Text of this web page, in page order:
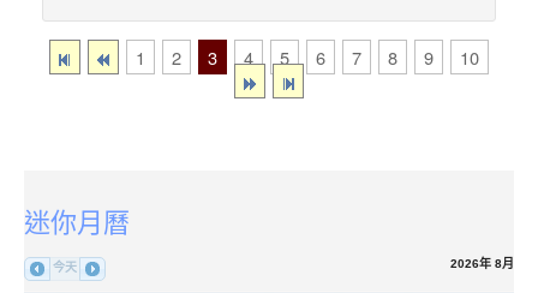
1 2 3 4 5 6 7 8 9 10
迷你月曆
今天 2026年 8月